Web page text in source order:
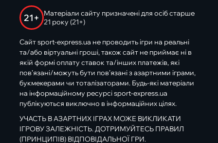
21+
Матеріали сайту призначені для осіб старше
21 року (21+)
Сайт sport-express.ua не проводить ігри на реальні
та/або віртуальні гроші, також сайт не приймає ні в
якій формі оплату ставок та/інших платежів, які
пов’язані/можуть бути пов’язані з азартними іграми,
букмекерами чи тоталізаторами. Будь-які матеріали
на інформаційному ресурсі sport-express.ua
публікуються виключно в інформаційних цілях.
УЧАСТЬ В АЗАРТНИХ ІГРАХ МОЖЕ ВИКЛИКАТИ
ІГРОВУ ЗАЛЕЖНІСТЬ. ДОТРИМУЙТЕСЬ ПРАВИЛ
(ПРИНЦИПІВ) ВІДПОВІДАЛЬНОЇ ГРИ.